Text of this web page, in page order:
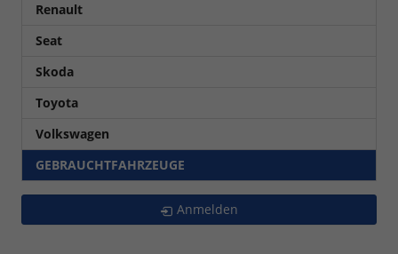
Renault
Seat
Skoda
Toyota
Volkswagen
GEBRAUCHTFAHRZEUGE
Anmelden